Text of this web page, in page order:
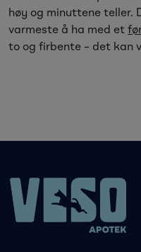
høy og minuttene teller.
varmeste å ha med et
to og firbente – det kan